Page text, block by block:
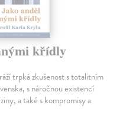
křídly
trpká zkušenost s totalitním
s náročnou existencí
a také s kompromisy a